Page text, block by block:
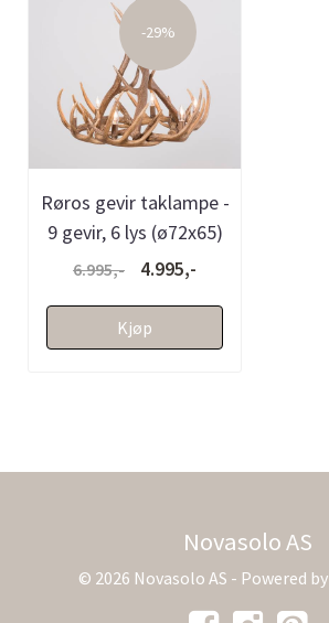
-29%
Røros gevir taklampe -
9 gevir, 6 lys (ø72x65)
6.995,- 4.995,-
Kjøp
Novasolo AS
© 2026 Novasolo AS - Powered by